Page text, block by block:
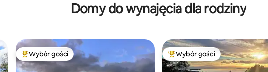
Domy do wynajęcia dla rodziny
Najpopularniejsze z kategorii Wybór gości
Wybór gości Najpopularniejsze z kategorii
Wybór gości